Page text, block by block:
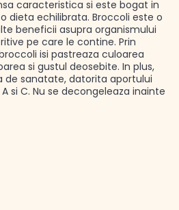
caracteristica si este bogat in
dieta echilibrata. Broccoli este o
beneficii asupra organismului
pe care le contine. Prin
isi pastreaza culoarea
si gustul deosebite. In plus,
de sanatate, datorita aportului
si C. Nu se decongeleaza inainte